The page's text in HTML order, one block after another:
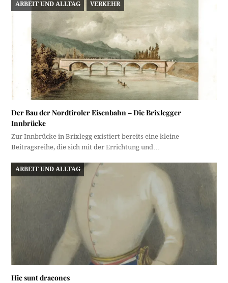
ARBEIT UND ALLTAG VERKEHR
Der Bau der Nordtiroler Eisenbahn – Die Brixlegger
Innbrücke
Zur Innbrücke in Brixlegg existiert bereits eine kleine
Beitragsreihe, die sich mit der Errichtung und…
ARBEIT UND ALLTAG
Hic sunt dracones